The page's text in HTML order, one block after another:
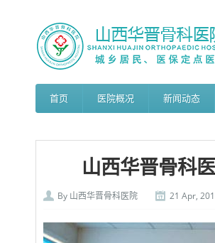
首页 医院概况 新闻动态
山西华晋骨科
By 山西华晋骨科医院 21 Apr,